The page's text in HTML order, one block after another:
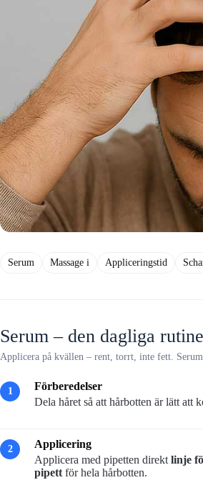
Serum Massage i Appliceringstid
Serum – den dagliga
Applicera på kvällen – rent, torrt, inte fett.
1
Förberedelser
Dela håret så att hårbotten är lätt att
2
Applicering
Applicera med pipetten direkt linje
pipett för hela hårbotten.